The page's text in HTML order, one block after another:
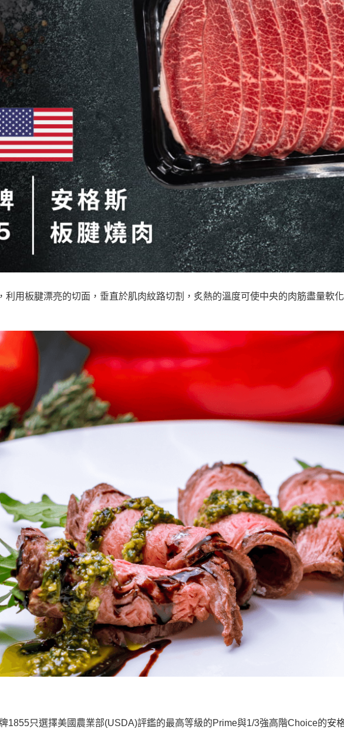
利用板腱漂亮的切面，垂直於肌肉紋路切割，炙熱的溫度可使中央的肉筋盡量軟
1855只選擇美國農業部(USDA)評鑑的最高等級的Prime與1/3強高階Choice的安